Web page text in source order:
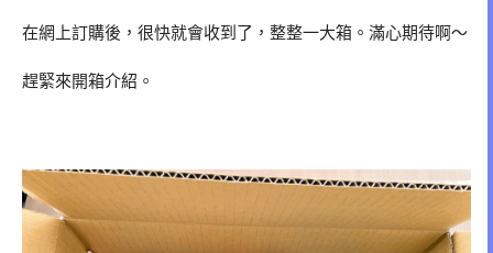
在網上訂購後，很快就會收到了，整整一大箱。滿心期待啊～
趕緊來開箱介紹。